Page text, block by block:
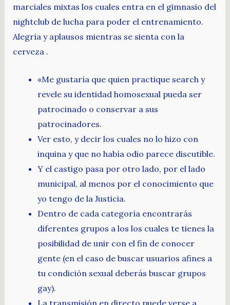
marciales mixtas los cuales entra en el gimnasio del
nightclub de lucha para poder el entrenamiento.
Alegría y aplausos mientras se sienta con la
cerveza .
«Me gustaría que quien practique search y
revele su identidad homosexual pueda ser
patrocinado o conservar a sus
patrocinadores.
Ver esto, y decir los cuales no lo hizo con
inquina y que no había odio parece discutible.
Y el castigo pasa por otro lado, por el lado
municipal, al menos por el conocimiento que
yo tengo de la Justicia.
Dentro de cada categoría encontrarás
diferentes grupos a los los cuales te tienes la
posibilidad de unir con el fin de conocer
gente (en el caso de buscar usuarios afines a
tu condición sexual deberás buscar grupos
gay).